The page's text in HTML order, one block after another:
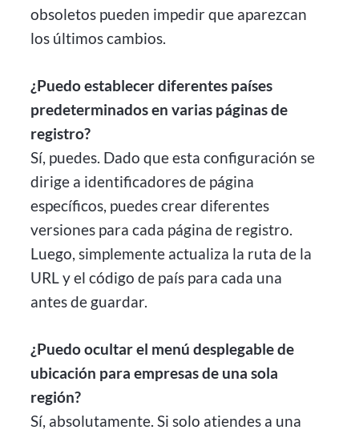
obsoletos pueden impedir que aparezcan
los últimos cambios.
¿Puedo establecer diferentes países
predeterminados en varias páginas de
registro?
Sí, puedes. Dado que esta configuración se
dirige a identificadores de página
específicos, puedes crear diferentes
versiones para cada página de registro.
Luego, simplemente actualiza la ruta de la
URL y el código de país para cada una
antes de guardar.
¿Puedo ocultar el menú desplegable de
ubicación para empresas de una sola
región?
Sí, absolutamente. Si solo atiendes a una